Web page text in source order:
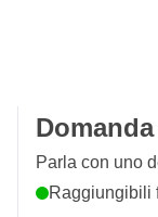
per
Recensioni dei
Parla con uno
Raggiungibili